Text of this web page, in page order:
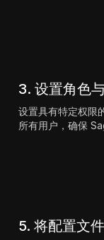
3. 设置角色
设置具有特定权限
所有用户，确保
5. 将配置文